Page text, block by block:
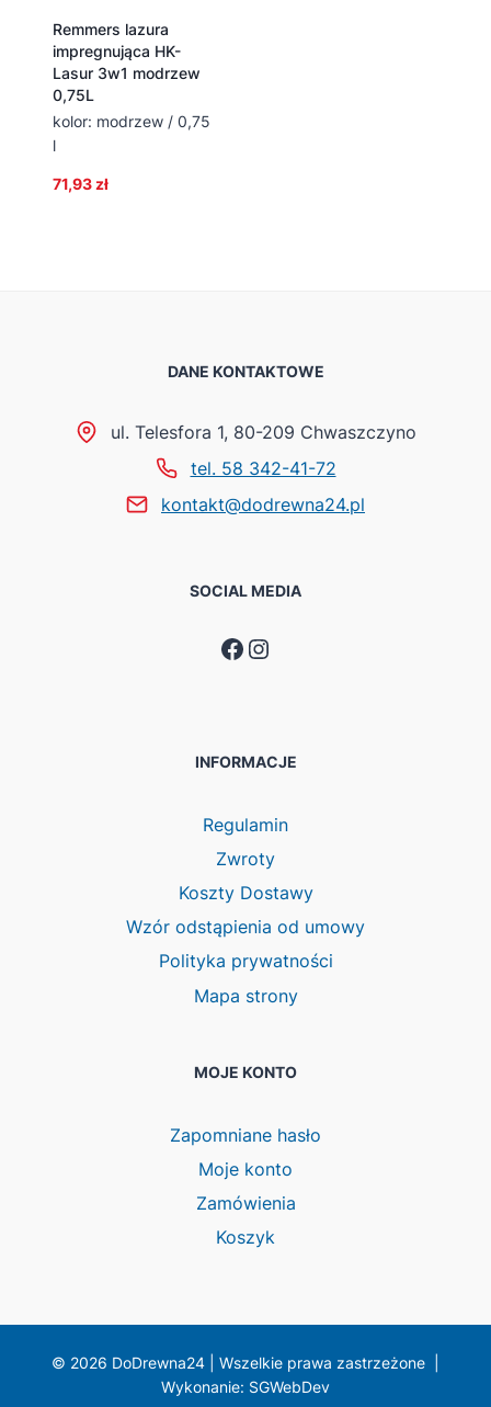
Remmers lazura
impregnująca HK-
Lasur 3w1 modrzew
0,75L
kolor: modrzew / 0,75
l
71,93zł
DANE KONTAKTOWE
ul. Telesfora 1, 80-209 Chwaszczyno
tel. 58 342-41-72
kontakt@dodrewna24.pl
SOCIAL MEDIA
Facebook
Instagram
INFORMACJE
Regulamin
Zwroty
Koszty Dostawy
Wzór odstąpienia od umowy
Polityka prywatności
Mapa strony
MOJE KONTO
Zapomniane hasło
Moje konto
Zamówienia
Koszyk
© 2026 DoDrewna24 | Wszelkie prawa zastrzeżone |
Wykonanie: SGWebDev